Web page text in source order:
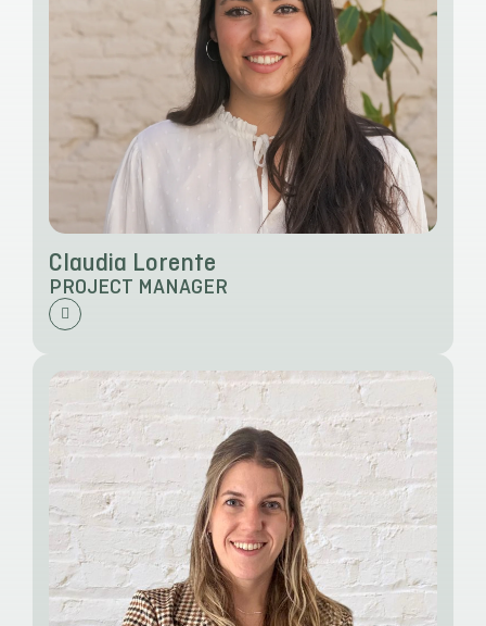
Claudia Lorente
PROJECT MANAGER